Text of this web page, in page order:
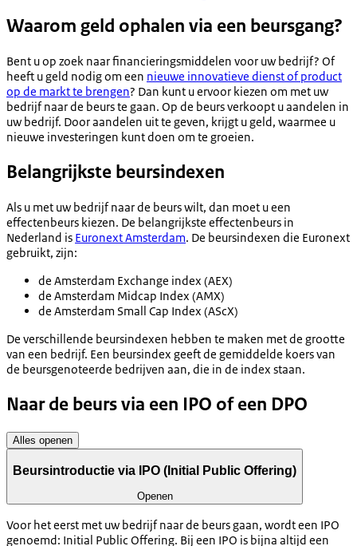
Waarom geld ophalen via een beursgang?
Bent u op zoek naar financieringsmiddelen voor uw bedrijf? Of
heeft u geld nodig om een nieuwe innovatieve dienst of product
op de markt te brengen? Dan kunt u ervoor kiezen om met uw
bedrijf naar de beurs te gaan. Op de beurs verkoopt u aandelen in
uw bedrijf. Door aandelen uit te geven, krijgt u geld, waarmee u
nieuwe investeringen kunt doen om te groeien.
Belangrijkste beursindexen
Als u met uw bedrijf naar de beurs wilt, dan moet u een
effectenbeurs kiezen. De belangrijkste effectenbeurs in
Nederland is Euronext Amsterdam. De beursindexen die Euronext
gebruikt, zijn:
de Amsterdam Exchange index (AEX)
de Amsterdam Midcap Index (AMX)
de Amsterdam Small Cap Index (AScX)
De verschillende beursindexen hebben te maken met de grootte
van een bedrijf. Een beursindex geeft de gemiddelde koers van
de beursgenoteerde bedrijven aan, die in de index staan.
Naar de beurs via een IPO of een DPO
Alles openen
Beursintroductie via IPO (Initial Public Offering)
Openen
Voor het eerst met uw bedrijf naar de beurs gaan, wordt een IPO
genoemd: Initial Public Offering. Bij een IPO is bijna altijd een